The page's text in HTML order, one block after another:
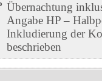
Übernachtung
Angabe HP –
Inkludierung der
beschrieben